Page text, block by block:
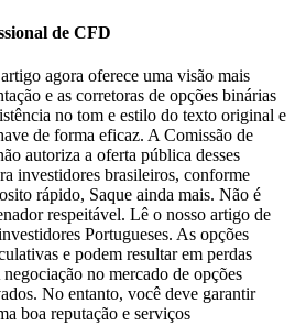
de CFD
agora oferece uma visão mais
e as corretoras de opções binárias
no tom e estilo do texto original e
de forma eficaz. A Comissão de
autoriza a oferta pública desses
investidores brasileiros, conforme
rápido, Saque ainda mais. Não é
respeitável. Lê o nosso artigo de
Portugueses. As opções
e podem resultar em perdas
no mercado de opções
No entanto, você deve garantir
boa reputação e serviços